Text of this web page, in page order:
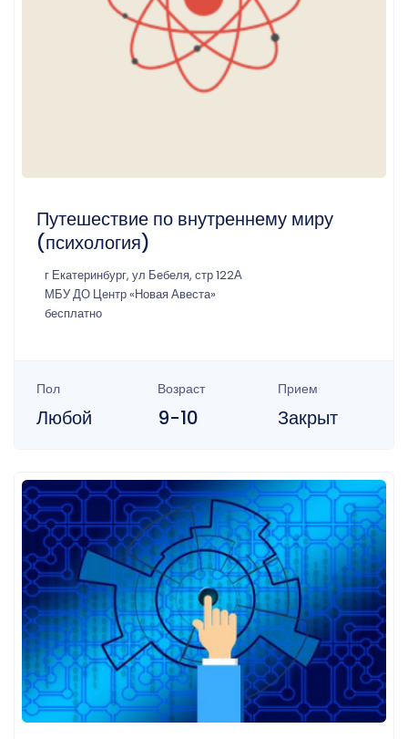
Путешествие по внутреннему миру
(психология)
г Екатеринбург, ул Бебеля, стр 122А
МБУ ДО Центр «Новая Авеста»
бесплатно
Пол
Любой
Возраст
9-10
Прием
Закрыт